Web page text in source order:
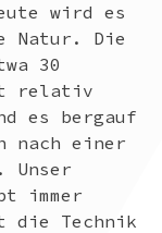
wird es
Natur. Die
30
relativ
es bergauf
nach einer
Unser
immer
die Technik